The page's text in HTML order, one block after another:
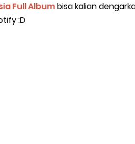
Full Albumbisa kalian
:D